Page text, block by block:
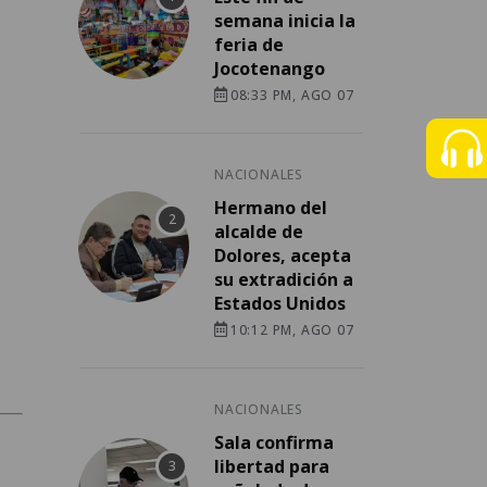
semana inicia la
feria de
Jocotenango
08:33 PM, AGO 07
NACIONALES
Hermano del
alcalde de
Dolores, acepta
su extradición a
Estados Unidos
10:12 PM, AGO 07
NACIONALES
Sala confirma
libertad para